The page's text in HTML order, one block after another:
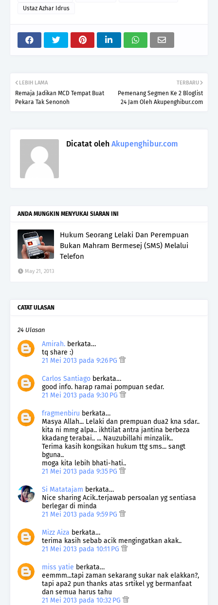
Ustaz Azhar Idrus
TERBARU
Pemenang Segmen Ke 2 Bloglist
24 Jam Oleh Akupenghibur.com
LEBIH LAMA
Remaja Jadikan MCD Tempat Buat
Pekara Tak Senonoh
Dicatat oleh Akupenghibur.com
ANDA MUNGKIN MENYUKAI SIARAN INI
Hukum Seorang Lelaki Dan Perempuan
Bukan Mahram Bermesej (SMS) Melalui
Telefon
May 21, 2013
CATAT ULASAN
24 Ulasan
Amirah. berkata…
tq share :)
21 Mei 2013 pada 9:26 PG
Carlos Santiago berkata…
good info. harap ramai pompuan sedar.
21 Mei 2013 pada 9:30 PG
fragmenbiru berkata…
Masya Allah... Lelaki dan prempuan dua2 kna sdar..
kita ni mmg alpa.. ikhtilat antra jantina berbeza
kkadang terabai.. ... Nauzubillahi minzalik..
Terima kasih kongsikan hukum ttg sms... sangt
bguna..
moga kita lebih bhati-hati..
21 Mei 2013 pada 9:35 PG
Si Matatajam berkata…
Nice sharing Acik..terjawab persoalan yg sentiasa
berlegar di minda
21 Mei 2013 pada 9:59 PG
Mizz Aiza berkata…
terima kasih sebab acik mengingatkan akak..
21 Mei 2013 pada 10:11 PG
miss yatie berkata…
eemmm...tapi zaman sekarang sukar nak elakkan?,
tapi apa2 pun thanks atas srtikel yg bermanfaat
dan semua harus tahu
21 Mei 2013 pada 10:32 PG